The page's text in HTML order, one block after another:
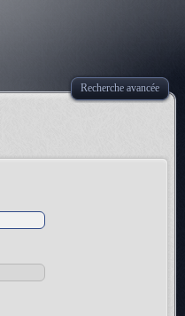
Recherche avancée